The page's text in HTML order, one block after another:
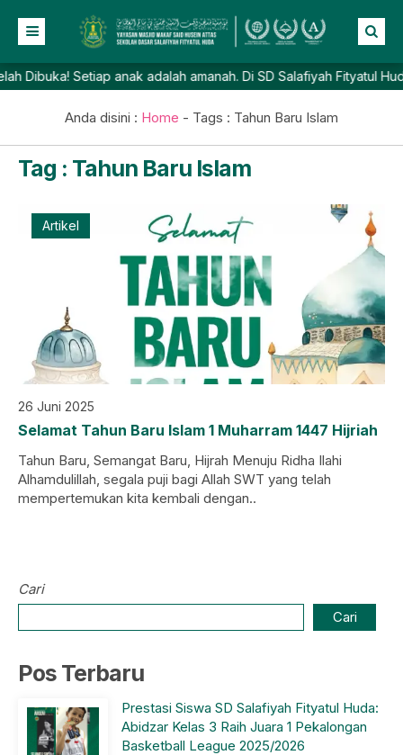
Beranda
Berita
Prestasi
Galeri
Dibuka! Setiap anak adalah amanah. Di SD Salafiyah Fityatul
Anda disini : Home - Tags : Tahun Baru Islam
Tag : Tahun Baru Islam
Artikel
26 Juni 2025
Selamat Tahun Baru Islam 1 Muharram 1447 Hijriah
Tahun Baru, Semangat Baru, Hijrah Menuju Ridha Ilahi
Alhamdulillah, segala puji bagi Allah SWT yang telah
mempertemukan kita kembali dengan..
Cari
Cari
Pos Terbaru
Prestasi Siswa SD Salafiyah Fityatul Huda:
Abidzar Kelas 3 Raih Juara 1 Pekalongan
Basketball League 2025/2026